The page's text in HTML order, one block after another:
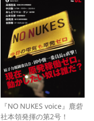
『NO NUKES voice』鹿砦
社本領発揮の第2号！